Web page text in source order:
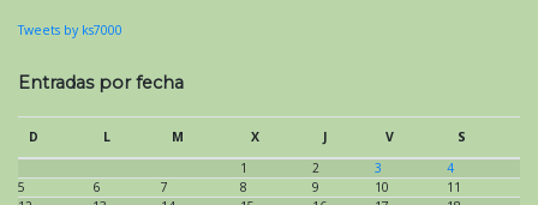
Tweets by ks7000
Entradas por fecha
D L M X J V
S
1
2 3
4
5
6 7 8 9 10
11